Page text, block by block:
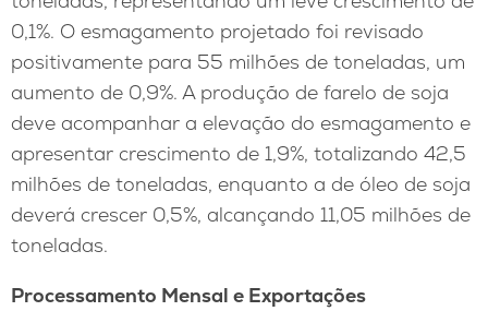
0,1%. O esmagamento projetado foi revisado
positivamente para 55 milhões de toneladas, um
aumento de 0,9%. A produção de farelo de soja
deve acompanhar a elevação do esmagamento e
apresentar crescimento de 1,9%, totalizando 42,5
milhões de toneladas, enquanto a de óleo de soja
deverá crescer 0,5%, alcançando 11,05 milhões de
toneladas.
Processamento Mensal e Exportações